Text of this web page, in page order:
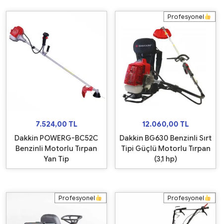
7.524,00 TL
Dakkin POWERG-BC52C
Benzinli Motorlu Tırpan
Yan Tip
Profesyonel
12.060,00 TL
Dakkin BG630 Benzinli Sırt
Tipi Güçlü Motorlu Tırpan
(3,1 hp)
Profesyonel Profesyonel